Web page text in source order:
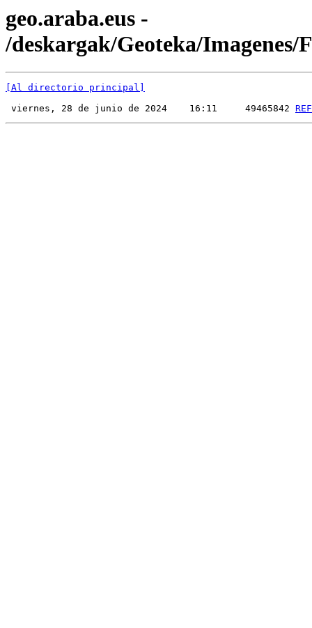
geo.araba.eus -
/deskargak/Geoteka/Imagenes/
[Al directorio principal]
viernes, 28 de junio de 2024    16:11     49465842